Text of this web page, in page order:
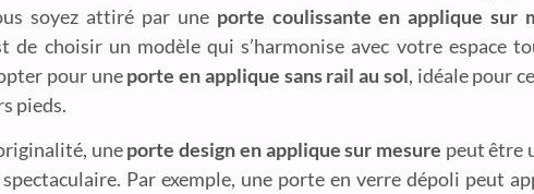
soyez attiré par une porte coulissante en applique sur
de choisir un modèle qui s’harmonise avec votre espace
pour uneporte en applique sans rail au sol, idéale pour
pieds.
uneporte design en applique sur mesure peut être
Par exemple, une porte en verre dépoli peut